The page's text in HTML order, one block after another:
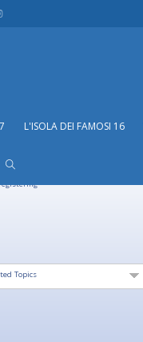
L'ISOLA DEI FAMOSI 16
Topics